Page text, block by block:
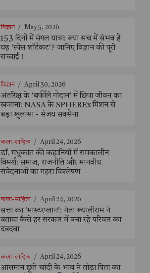
विज्ञान / May 5, 2026
153 दिनों में मंगल यात्रा: क्या सच में संभव है
यह ‘स्पेस शॉर्टकट’? जानिए विज्ञान की पूरी
सच्चाई !
विज्ञान / April 30, 2026
अंतरिक्ष के ‘बर्फीले गोदाम’ में छिपा जीवन का
खजाना: NASA के SPHEREx मिशन से
बड़ा खुलासा - संजय सक्सैना
कला-साहित्य / April 24, 2026
डॉ. मधुकांत की कहानियों में समकालीन
विमर्श: समाज, राजनीति और मानवीय
संवेदनाओं का गहरा विश्लेषण
कला-साहित्य / April 24, 2026
सत्ता का 'मास्टरप्लान': नेता ख्यालीराम ने
बताया कैसे हर सरकार में बना रहे परिवार का
दबदबा
कला-साहित्य / April 24, 2026
आसमान छूते चांदी के भाव ने तोड़ा पिता का